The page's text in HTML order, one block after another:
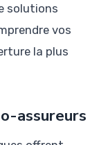
solutions
vos
la plus
assureurs